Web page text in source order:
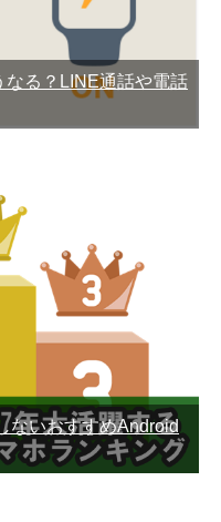
る？LINE通話や電話
ないおすすめAndroid